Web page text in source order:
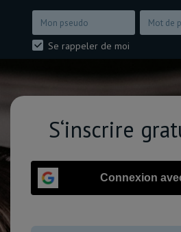
Se rappeler de moi
S‘inscrire
Connexion